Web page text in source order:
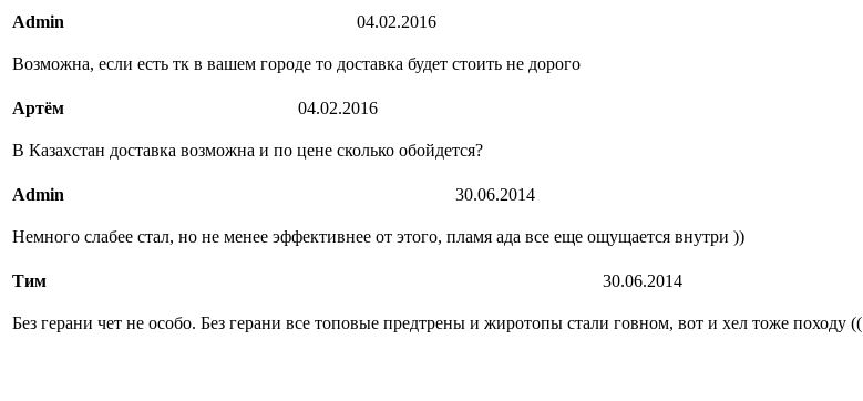
Admin 04.02.2016
Возможна, если есть тк в вашем городе то доставка будет стоить не дорого
Артём 04.02.2016
В Казахстан доставка возможна и по цене сколько обойдется?
Admin 30.06.2014
Немного слабее стал, но не менее эффективнее от этого, пламя ада все еще ощущается внутри ))
Тим 30.06.2014
Без герани чет не особо. Без герани все топовые предтрены и жиротопы стали говном, вот и хел тоже походу ((